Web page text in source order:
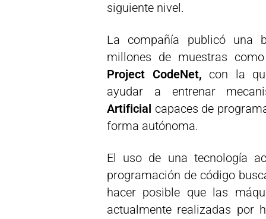
siguiente nivel.
La compañía publicó una
millones de muestras
Project CodeNet, con la
ayudar a entrenar
Artificial capaces de
forma autónoma.
El uso de una tecnología
programación de código
hacer posible que las
actualmente realizadas por